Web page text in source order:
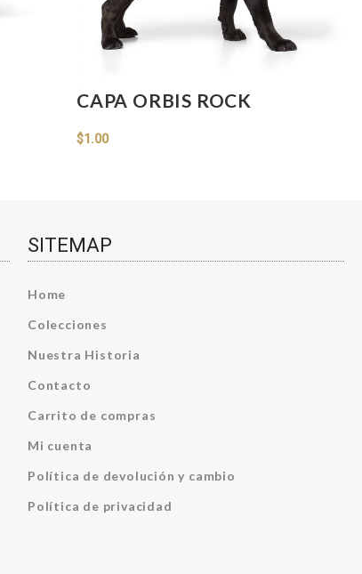
CAPA ORBIS ROCK
$1.00
SITEMAP
Home
Colecciones
Nuestra Historia
Contacto
Carrito de compras
Mi cuenta
Política de devolución y cambio
Política de privacidad